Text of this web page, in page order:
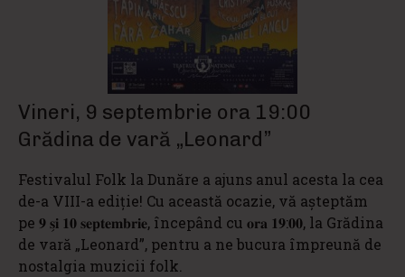
Vineri, 9 septembrie ora 19:00
Grădina de vară „Leonard”
Festivalul Folk la Dunăre a ajuns anul acesta la cea
de-a VIII-a ediție! Cu această ocazie, vă așteptăm
pe 𝟗 𝐬̗𝐢 𝟏𝟎 𝐬𝐞𝐩𝐭𝐞𝐦𝐛𝐫𝐢𝐞, începând cu 𝐨𝐫𝐚 𝟏𝟗:𝟎𝟎, la Grădina
de vară „Leonard”, pentru a ne bucura împreună de
nostalgia muzicii folk.